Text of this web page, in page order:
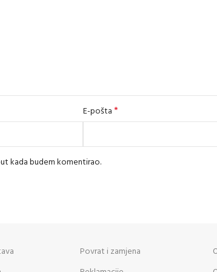
E-pošta*
kada budem komentirao.
Povrat i zamjena